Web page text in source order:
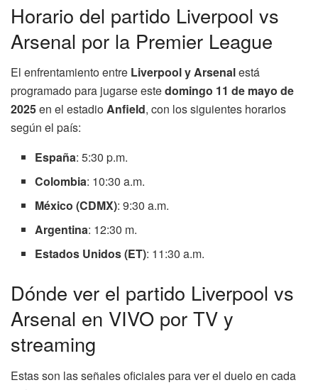
Horario del partido Liverpool vs
Arsenal por la Premier League
El enfrentamiento entre Liverpool y Arsenalestá
programado para jugarse estedomingo 11 de mayo de
2025en el estadioAnfield, con los siguientes horarios
según el país:
España: 5:30 p.m.
Colombia: 10:30 a.m.
México (CDMX): 9:30 a.m.
Argentina: 12:30 m.
Estados Unidos (ET): 11:30 a.m.
Dónde ver el partido Liverpool vs
Arsenal en VIVO por TV y
streaming
Estas son las señales oficiales para ver el duelo en cada